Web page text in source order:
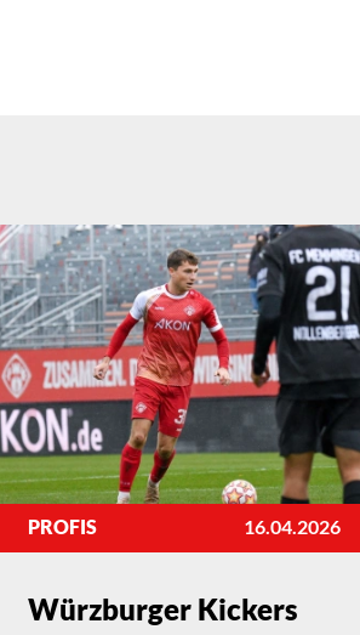
Würzburger Kickers
PROFIS 16.04.2026